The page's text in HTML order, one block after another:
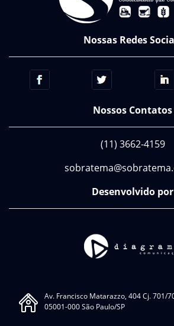
Nossas Redes
Nossos Contatos
(11) 3662-4159
Desenvolvido por
Av. Francisco Matarazzo, 404 Cj. 701/
05001-000 São Paulo/SP